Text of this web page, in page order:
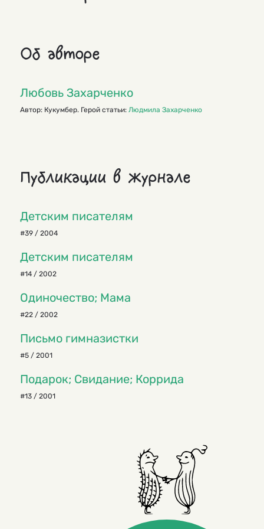
Об авторе
Любовь Захарченко
Автор: Кукумбер. Герой статьи: Людмила Захарченко
Публикации в журнале
Детским писателям
#39 / 2004
Детским писателям
#14 / 2002
Одиночество; Мама
#22 / 2002
Письмо гимназистки
#5 / 2001
Подарок; Свидание; Коррида
#13 / 2001